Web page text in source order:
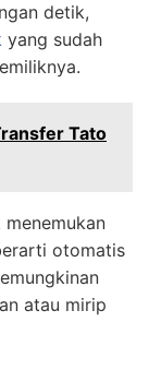
detik,
yang sudah
Tato
otomatis
atau mirip